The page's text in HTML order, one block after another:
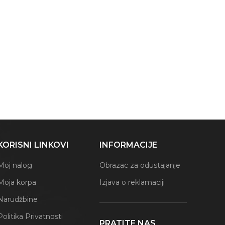
LINKOVI
nalog
korpa
Privatnosti
INFORMACIJE
Obrazac za odustajanje
Izjava o reklamaciji